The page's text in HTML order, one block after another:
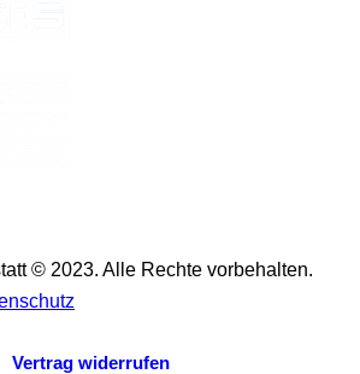
© 2023. Alle Rechte vorbehalten.
Vertrag widerrufen